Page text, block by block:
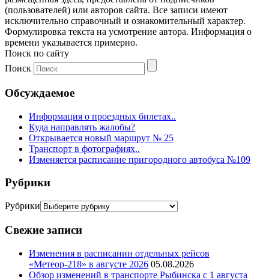
(пользователей) или авторов сайта. Все записи имеют
исключительно справочный и ознакомительный характер.
Формулировка текста на усмотрение автора. Информация о
времени указывается примерно.
Поиск по сайту
Поиск
Обсуждаемое
Информация о проездных билетах..
Куда направлять жалобы?
Открывается новый маршрут № 25
Транспорт в фотографиях..
Изменяется расписание пригородного автобуса №109
Рубрики
Рубрики
Свежие записи
Изменения в расписании отдельных рейсов
«Метеор-218» в августе 2026 05.08.2026
Обзор изменений в транспорте Рыбинска с 1 августа